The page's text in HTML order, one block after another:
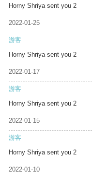
Horny Shriya sent you 2
2022-01-25
游客
Horny Shriya sent you 2
2022-01-17
游客
Horny Shriya sent you 2
2022-01-15
游客
Horny Shriya sent you 2
2022-01-10